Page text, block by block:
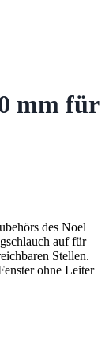
mm für
des Noel
auf für
Stellen.
ohne Leiter